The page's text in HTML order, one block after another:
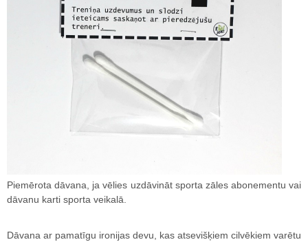
Piemērota dāvana, ja vēlies uzdāvināt sporta zāles abonementu vai
dāvanu karti sporta veikalā.
Dāvana ar pamatīgu ironijas devu, kas atsevišķiem cilvēkiem varētu